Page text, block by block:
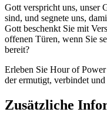
Gott verspricht uns, unser
sind, und segnete uns,
Gott beschenkt Sie mit
offenen Türen, wenn Sie
bereit?
Erleben Sie Hour of
der ermutigt, verbindet
Zusätzliche